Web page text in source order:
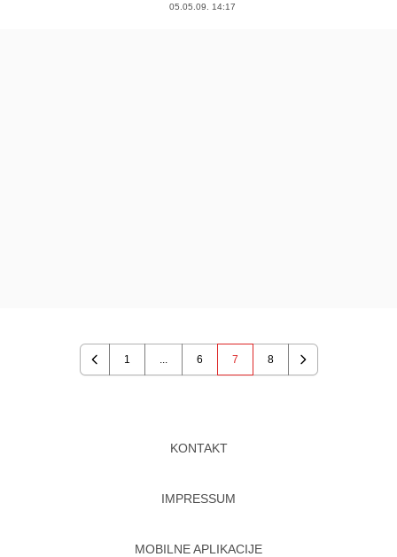
05.05.09. 14:17
Previous
1 ... 6 7 8
Next
KONTAKT
IMPRESSUM
MOBILNE APLIKACIJE